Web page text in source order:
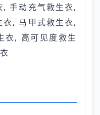
手动充气救生衣,
, 马甲式救生衣,
衣, 高可见度救生